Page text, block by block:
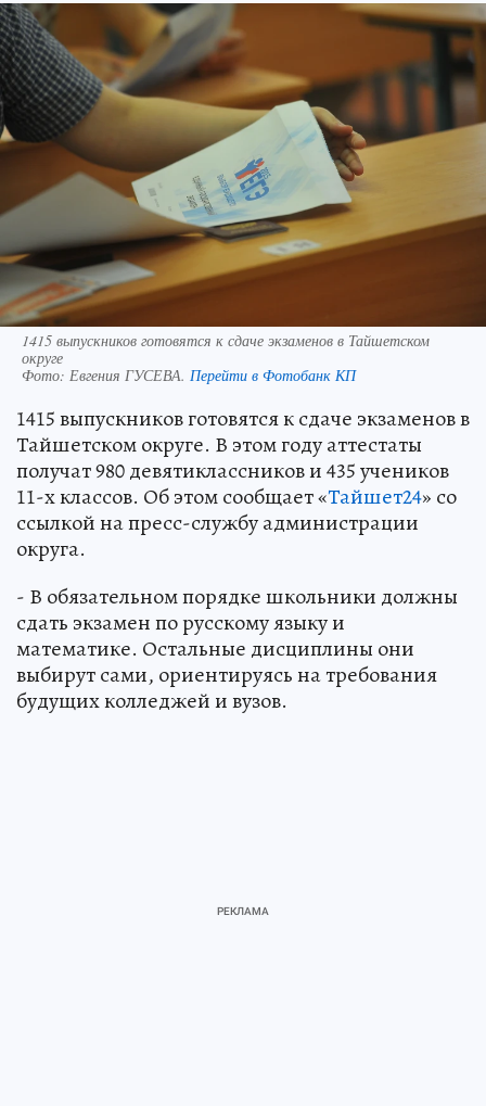
1415 выпускников готовятся к сдаче экзаменов в Тайшетском
округе
Фото: Евгения ГУСЕВА. Перейти в Фотобанк КП
1415 выпускников готовятся к сдаче экзаменов в
Тайшетском округе. В этом году аттестаты
получат 980 девятиклассников и 435 учеников
11-х классов. Об этом сообщает «Тайшет24» со
ссылкой на пресс-службу администрации
округа.
- В обязательном порядке школьники должны
сдать экзамен по русскому языку и
математике. Остальные дисциплины они
выбирут сами, ориентируясь на требования
будущих колледжей и вузов.